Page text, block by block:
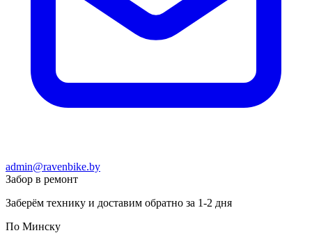
admin@ravenbike.by
Забор в ремонт
Заберём технику и доставим обратно за 1-2 дня
По Минску